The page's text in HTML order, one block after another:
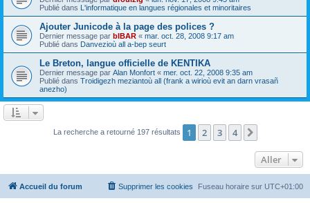
Publié dans L'informatique en langues régionales et minoritaires
Ajouter Junicode à la page des polices ?
Dernier message par bIBAR « mar. oct. 28, 2008 9:17 am
Publié dans Danvezioù all a-bep seurt
Le Breton, langue officielle de KENTIKA
Dernier message par Alan Monfort « mer. oct. 22, 2008 9:35 am
Publié dans Troidigezh meziantoù all (frank a wirioù evit an darn vrasañ
anezho)
La recherche a retourné 197 résultats 1 2 3 4
Aller
Accueil du forum Fuseau horaire sur UTC+01:00
Supprimer les cookies